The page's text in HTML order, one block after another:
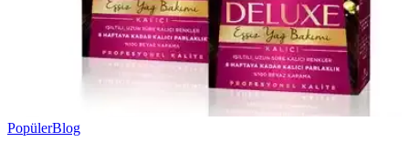
PopülerBlog